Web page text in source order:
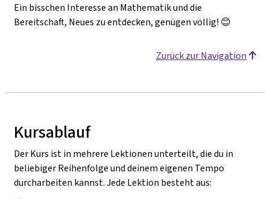
Ein bisschen Interesse an Mathematik und die
Bereitschaft, Neues zu entdecken, genügen völlig! 😊
Zurück zur Navigation
Kursablauf
Der Kurs ist in mehrere Lektionen unterteilt, die du in
beliebiger Reihenfolge und deinem eigenen Tempo
durcharbeiten kannst. Jede Lektion besteht aus: